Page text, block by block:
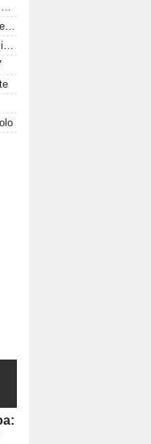
Calciomercato Serie A: acquisti e cessioni 26/27 + schede al fantacalcio
Serie A, il calendario delle 38 giornate della stagione 2026-2027
Fantacalcio, è uscito il nuovo Fantalab: tutte le novità 2026-2027